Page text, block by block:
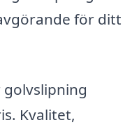
för ditt
Kvalitet,